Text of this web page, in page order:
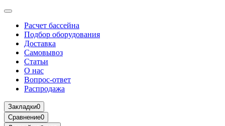
Расчет бассейна
Подбор оборудования
Доставка
Самовывоз
Статьи
О нас
Вопрос-ответ
Распродажа
Закладки0
Сравнение0